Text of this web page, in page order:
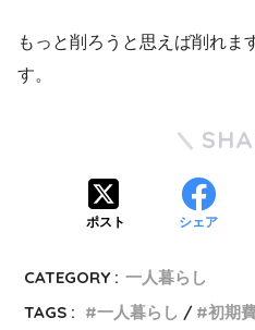
もっと削ろうと思えば削れま
す。
ポスト シェア
CATEGORY : 一人暮らし
TAGS :
一人暮らし 初期